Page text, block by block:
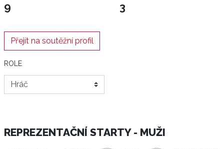
9 3
Přejít na soutěžní profil
ROLE
REPREZENTAČNÍ STARTY - MUŽI